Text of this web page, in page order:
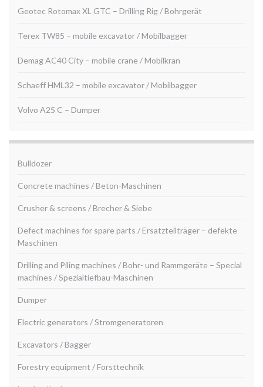
Geotec Rotomax XL GTC – Drilling Rig / Bohrgerät
Terex TW85 – mobile excavator / Mobilbagger
Demag AC40 City – mobile crane / Mobilkran
Schaeff HML32 – mobile excavator / Mobilbagger
Volvo A25 C – Dumper
Bulldozer
Concrete machines / Beton-Maschinen
Crusher & screens / Brecher & Siebe
Defect machines for spare parts / Ersatzteilträger – defekte
Maschinen
Drilling and Piling machines / Bohr- und Rammgeräte – Special
machines / Spezialtiefbau-Maschinen
Dumper
Electric generators / Stromgeneratoren
Excavators / Bagger
Forestry equipment / Forsttechnik